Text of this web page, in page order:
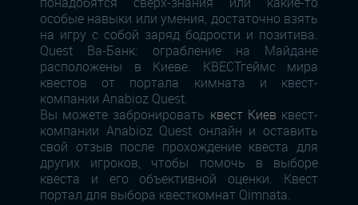
особые навыки или умения, достаточно взять
на игру с собой заряд бодрости и позитива.
Quest Ва-Банк: ограбление на Майдане
расположены в Киеве. КВЕСТгеймс мира
квестов от портала кимната и квест-
компании Anabioz Quest.
Вы можете забронировать квест Киев квест-
компании Anabioz Quest онлайн и оставить
свой отзыв после прохождение квеста для
других игроков, чтобы помочь в выборе
квеста и его объективной оценки. Квест
портал для выбора квесткомнат Qimnata.